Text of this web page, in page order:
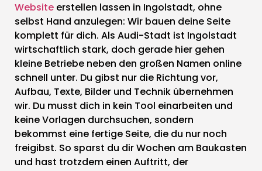
Website erstellen lassen in Ingolstadt, ohne
selbst Hand anzulegen: Wir bauen deine Seite
komplett für dich. Als Audi-Stadt ist Ingolstadt
wirtschaftlich stark, doch gerade hier gehen
kleine Betriebe neben den großen Namen online
schnell unter. Du gibst nur die Richtung vor,
Aufbau, Texte, Bilder und Technik übernehmen
wir. Du musst dich in kein Tool einarbeiten und
keine Vorlagen durchsuchen, sondern
bekommst eine fertige Seite, die du nur noch
freigibst. So sparst du dir Wochen am Baukasten
und hast trotzdem einen Auftritt, der